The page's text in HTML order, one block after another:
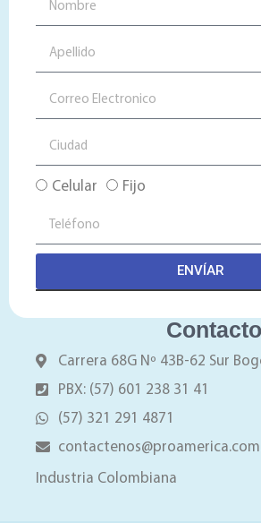
Celular Fijo
ENVÍAR
Contacto
Carrera 68G Nº 43B-62 Sur
PBX: (57) 601 238 31 41
(57) 321 291 4871
Industria Colombiana